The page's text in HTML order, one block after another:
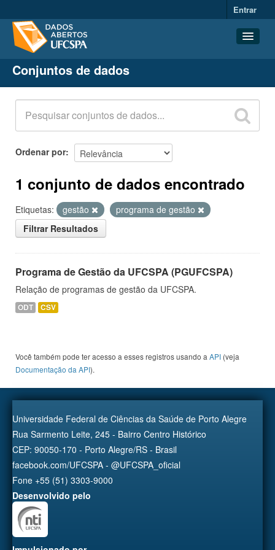
Entrar
Conjuntos de dados
Organizações
Grupos
Sobre
Conjuntos de dados
Ordenar por
1 conjunto de dados encontrado
Etiquetas: gestão
programa de gestão
Filtrar Resultados
Programa de Gestão da UFCSPA (PGUFCSPA)
Relação de programas de gestão da UFCSPA.
ODT CSV
Você também pode ter acesso a esses registros usando a API (veja
Documentação da API).
Universidade Federal de Ciências da Saúde de Porto Alegre
Rua Sarmento Leite, 245 - Bairro Centro Histórico
CEP: 90050-170 - Porto Alegre/RS - Brasil
facebook.com/UFCSPA - @UFCSPA_oficial
Fone +55 (51) 3303-9000
Desenvolvido pelo